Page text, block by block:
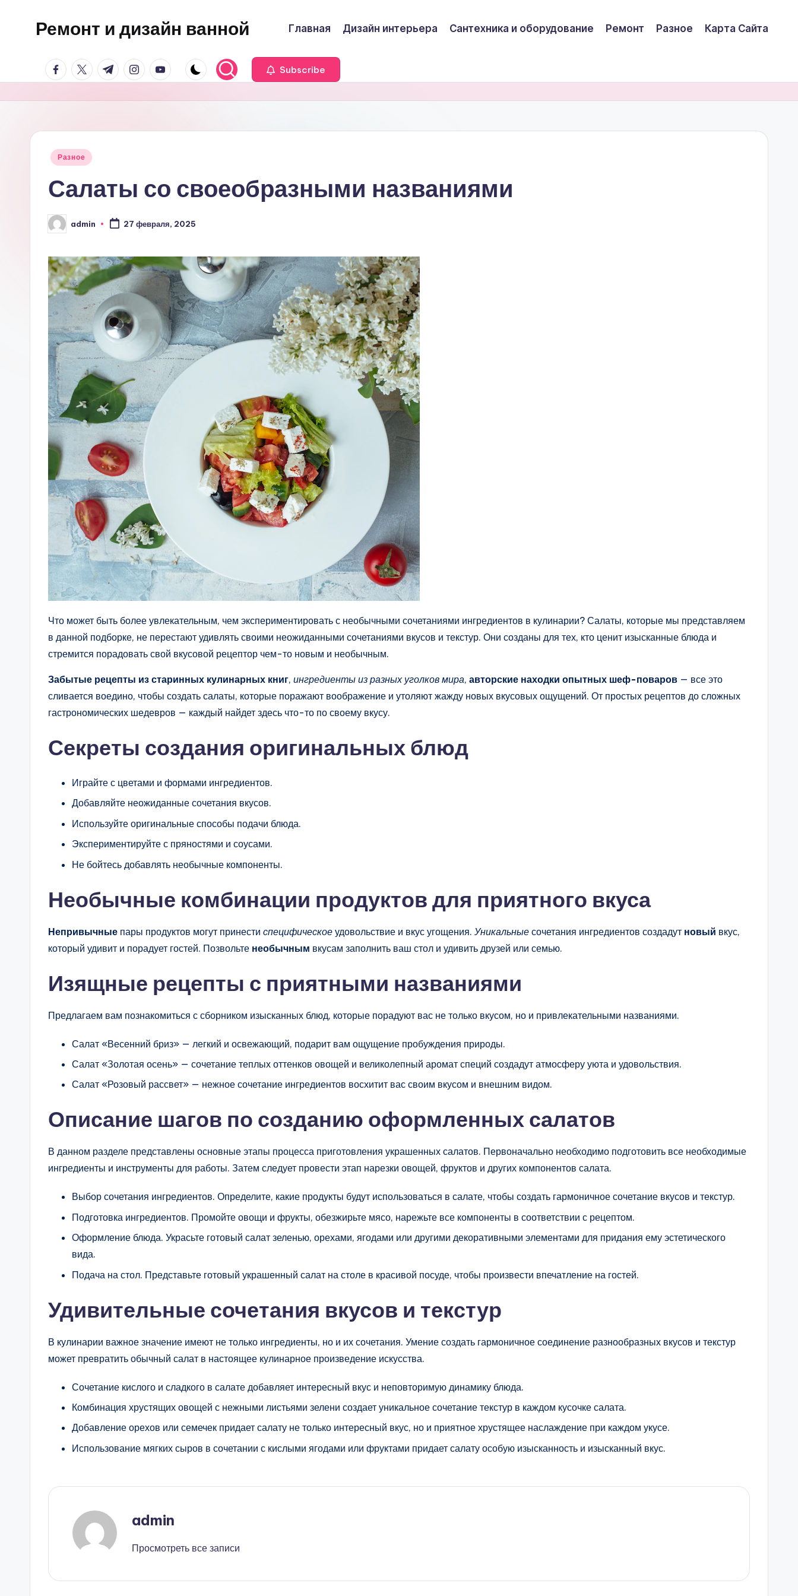
содержимому
Ремонт и дизайн ванной
практичные
интерьерные
ванной
Главная Дизайн интерьера Сантехника и оборудование Ремонт Разное Карта Сайта
facebook.com
twitter.com
t.me instagram.com
youtube.com Subscribe
Опубликовано
Разное
Салаты со своеобразными названиями
Запись
от
admin 27 февраля, 2025
Что может быть более увлекательным, чем экспериментировать с необычными сочетаниями ингредиентов в кулинарии? Салаты, которые мы представляем
в данной подборке, не перестают удивлять своими неожиданными сочетаниями вкусов и текстур. Они созданы для тех, кто ценит изысканные блюда и
стремится порадовать свой вкусовой рецептор чем-то новым и необычным.
Забытые рецепты из старинных кулинарных книг, ингредиенты из разных уголков мира, авторские находки опытных шеф-поваров — все это
сливается воедино, чтобы создать салаты, которые поражают воображение и утоляют жажду новых вкусовых ощущений. От простых рецептов до сложных
гастрономических шедевров — каждый найдет здесь что-то по своему вкусу.
Секреты создания оригинальных блюд
Играйте с цветами и формами ингредиентов.
Добавляйте неожиданные сочетания вкусов.
Используйте оригинальные способы подачи блюда.
Экспериментируйте с пряностями и соусами.
Не бойтесь добавлять необычные компоненты.
Необычные комбинации продуктов для приятного вкуса
Непривычные пары продуктов могут принести специфическое удовольствие и вкус угощения. Уникальные сочетания ингредиентов создадут новый вкус,
который удивит и порадует гостей. Позвольте необычным вкусам заполнить ваш стол и удивить друзей или семью.
Изящные рецепты с приятными названиями
Предлагаем вам познакомиться с сборником изысканных блюд, которые порадуют вас не только вкусом, но и привлекательными названиями.
Салат «Весенний бриз» — легкий и освежающий, подарит вам ощущение пробуждения природы.
Салат «Золотая осень» — сочетание теплых оттенков овощей и великолепный аромат специй создадут атмосферу уюта и удовольствия.
Салат «Розовый рассвет» — нежное сочетание ингредиентов восхитит вас своим вкусом и внешним видом.
Описание шагов по созданию оформленных салатов
В данном разделе представлены основные этапы процесса приготовления украшенных салатов. Первоначально необходимо подготовить все необходимые
ингредиенты и инструменты для работы. Затем следует провести этап нарезки овощей, фруктов и других компонентов салата.
Выбор сочетания ингредиентов. Определите, какие продукты будут использоваться в салате, чтобы создать гармоничное сочетание вкусов и текстур.
Подготовка ингредиентов. Промойте овощи и фрукты, обезжирьте мясо, нарежьте все компоненты в соответствии с рецептом.
Оформление блюда. Украсьте готовый салат зеленью, орехами, ягодами или другими декоративными элементами для придания ему эстетического
вида.
Подача на стол. Представьте готовый украшенный салат на столе в красивой посуде, чтобы произвести впечатление на гостей.
Удивительные сочетания вкусов и текстур
В кулинарии важное значение имеют не только ингредиенты, но и их сочетания. Умение создать гармоничное соединение разнообразных вкусов и текстур
может превратить обычный салат в настоящее кулинарное произведение искусства.
Сочетание кислого и сладкого в салате добавляет интересный вкус и неповторимую динамику блюда.
Комбинация хрустящих овощей с нежными листьями зелени создает уникальное сочетание текстур в каждом кусочке салата.
Добавление орехов или семечек придает салату не только интересный вкус, но и приятное хрустящее наслаждение при каждом укусе.
Использование мягких сыров в сочетании с кислыми ягодами или фруктами придает салату особую изысканность и изысканный вкус.
admin
Просмотреть все записи